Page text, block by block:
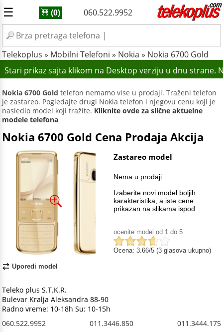
☰ (0) 060.522.9952
Telekoplus » Mobilni Telefoni » Nokia » Nokia 6700 Gold
Stari prikaz sajta klikom na Desktop verziju u dnu strane.
Nokia 6700 Gold telefon nemamo vise u prodaji. Traženi telefon
je zastareo. Pogledajte drugi Nokia telefon i njegovu cenu koji je
nasledio model koji tražite. Kliknite ovde za slične aktuelne
modele telefona
Nokia 6700 Gold Cena Prodaja Akcija
Uporedi model
Zastareo model
Nema u prodaji
Izaberite novi model boljih
karakteristika, a iste cene
prikazan na slikama ispod
ocenite model od 1 do 5
Ocena: 3.66/5 (3 glasova ukupno)
Teleko plus S.T.K.R.
Bulevar Kralja Aleksandra 88-90
Radno vreme: 10-18h Su: 10-15h
060.522.9952
011.3446.850 011.3444.175